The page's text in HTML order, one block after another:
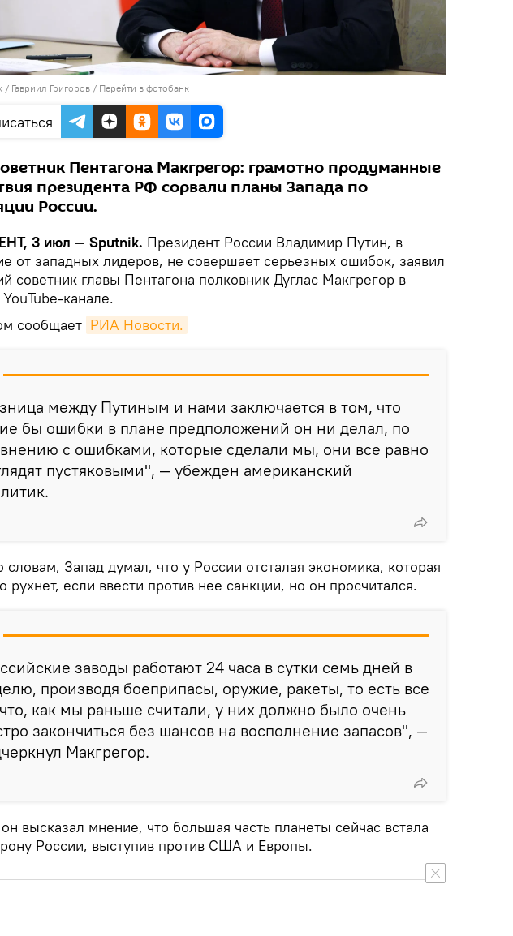
Гавриил Григоров / Перейти в фотобанк
Пентагона Макгрегор: грамотно продуманные
президента РФ сорвали планы Запада по
России.
3 июл — Sputnik. Президент России Владимир Путин, в
от западных лидеров, не совершает серьезных ошибок, заявил
советник главы Пентагона полковник Дуглас Макгрегор в
канале.
сообщает РИА Новости.
между Путиным и нами заключается в том, что
бы ошибки в плане предположений он ни делал, по
с ошибками, которые сделали мы, они все равно
пустяковыми", — убежден американский
словам, Запад думал, что у России отсталая экономика, которая
рухнет, если ввести против нее санкции, но он просчитался.
заводы работают 24 часа в сутки семь дней в
производя боеприпасы, оружие, ракеты, то есть все
как мы раньше считали, у них должно было очень
закончиться без шансов на восполнение запасов", —
Макгрегор.
высказал мнение, что большая часть планеты сейчас встала
России, выступив против США и Европы.